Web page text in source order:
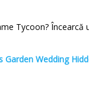
Tycoon? Încearcă
Garden Wedding